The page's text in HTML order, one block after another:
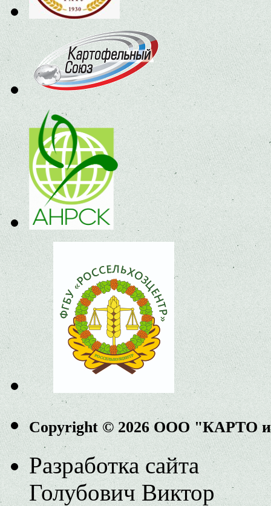
Copyright © 2026 ООО "КАРТО
Разработка сайта
Голубович Виктор